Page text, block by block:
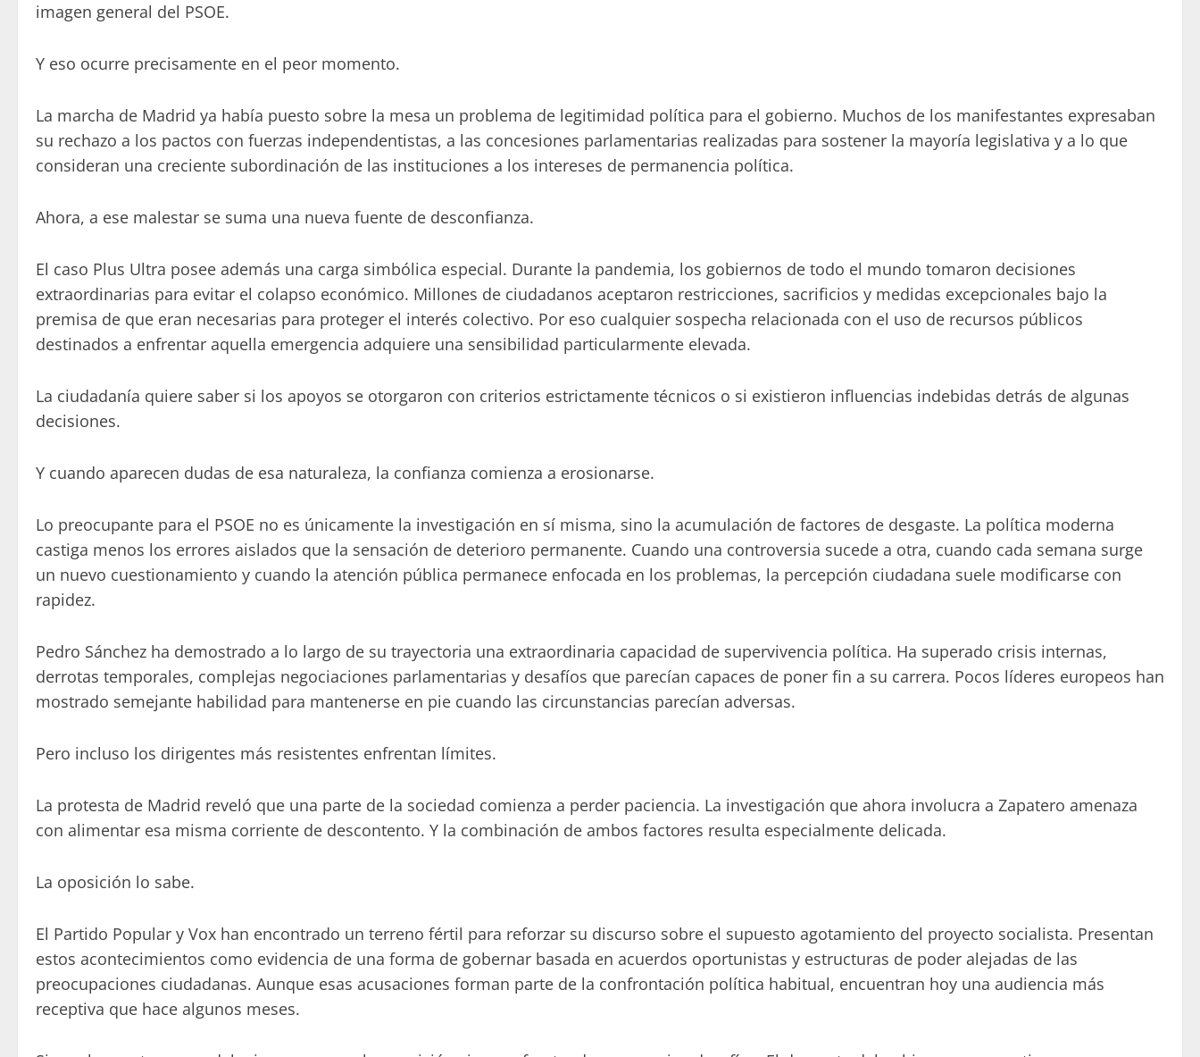
imagen general del PSOE.
Y eso ocurre precisamente en el peor momento.
La marcha de Madrid ya había puesto sobre la mesa un problema de legitimidad política para el gobierno. Muchos de los manifestantes expresaban
su rechazo a los pactos con fuerzas independentistas, a las concesiones parlamentarias realizadas para sostener la mayoría legislativa y a lo que
consideran una creciente subordinación de las instituciones a los intereses de permanencia política.
Ahora, a ese malestar se suma una nueva fuente de desconfianza.
El caso Plus Ultra posee además una carga simbólica especial. Durante la pandemia, los gobiernos de todo el mundo tomaron decisiones
extraordinarias para evitar el colapso económico. Millones de ciudadanos aceptaron restricciones, sacrificios y medidas excepcionales bajo la
premisa de que eran necesarias para proteger el interés colectivo. Por eso cualquier sospecha relacionada con el uso de recursos públicos
destinados a enfrentar aquella emergencia adquiere una sensibilidad particularmente elevada.
La ciudadanía quiere saber si los apoyos se otorgaron con criterios estrictamente técnicos o si existieron influencias indebidas detrás de algunas
decisiones.
Y cuando aparecen dudas de esa naturaleza, la confianza comienza a erosionarse.
Lo preocupante para el PSOE no es únicamente la investigación en sí misma, sino la acumulación de factores de desgaste. La política moderna
castiga menos los errores aislados que la sensación de deterioro permanente. Cuando una controversia sucede a otra, cuando cada semana surge
un nuevo cuestionamiento y cuando la atención pública permanece enfocada en los problemas, la percepción ciudadana suele modificarse con
rapidez.
Pedro Sánchez ha demostrado a lo largo de su trayectoria una extraordinaria capacidad de supervivencia política. Ha superado crisis internas,
derrotas temporales, complejas negociaciones parlamentarias y desafíos que parecían capaces de poner fin a su carrera. Pocos líderes europeos han
mostrado semejante habilidad para mantenerse en pie cuando las circunstancias parecían adversas.
Pero incluso los dirigentes más resistentes enfrentan límites.
La protesta de Madrid reveló que una parte de la sociedad comienza a perder paciencia. La investigación que ahora involucra a Zapatero amenaza
con alimentar esa misma corriente de descontento. Y la combinación de ambos factores resulta especialmente delicada.
La oposición lo sabe.
El Partido Popular y Vox han encontrado un terreno fértil para reforzar su discurso sobre el supuesto agotamiento del proyecto socialista. Presentan
estos acontecimientos como evidencia de una forma de gobernar basada en acuerdos oportunistas y estructuras de poder alejadas de las
preocupaciones ciudadanas. Aunque esas acusaciones forman parte de la confrontación política habitual, encuentran hoy una audiencia más
receptiva que hace algunos meses.